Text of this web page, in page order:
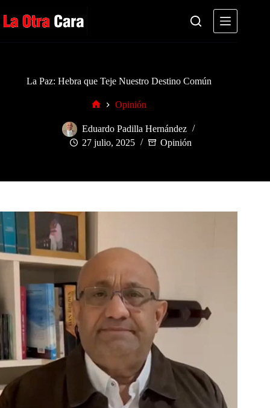
al
contenido
La Paz: Hebra que Teje Nuestro Destino Común
Opinión
Eduardo Padilla Hernández
27 julio, 2025
Opinión